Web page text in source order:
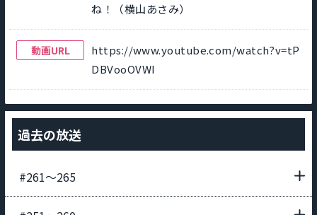
ね！（横山あさみ）
動画URL
https://www.youtube.com/watch?v=tP
DBVooOVWI
過去の放送
#261〜265